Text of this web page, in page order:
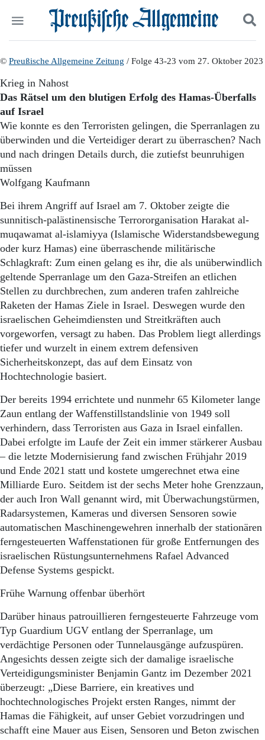
Start
Wer wir sind
Aktuelle Ausgabe
Abonnenten-Login
Abonnent werden
Abo Prämien
Archiv
Mediadaten
Politik
Panorama
Leben
Geschichte
Ostpreußen
Berlin-Brandenburg
Danzig und Westpreußen
Bücher
Kontakt
Impressum
Datenschutz
Suchen und finden
© Preußische Allgemeine Zeitung / Folge 43-23 vom 27. Oktober 2023
Krieg in Nahost
Das Rätsel um den blutigen Erfolg des Hamas-Überfalls
auf Israel
Wie konnte es den Terroristen gelingen, die Sperranlagen zu
überwinden und die Verteidiger derart zu überraschen? Nach
und nach dringen Details durch, die zutiefst beunruhigen
müssen
Wolfgang Kaufmann
Bei ihrem Angriff auf Israel am 7. Oktober zeigte die
sunnitisch-palästinensische Terrororganisation Harakat al-
muqawamat al-islamiyya (Islamische Widerstandsbewegung
oder kurz Hamas) eine überraschende militärische
Schlagkraft: Zum einen gelang es ihr, die als unüberwindlich
geltende Sperranlage um den Gaza-Streifen an etlichen
Stellen zu durchbrechen, zum anderen trafen zahlreiche
Raketen der Hamas Ziele in Israel. Deswegen wurde den
israelischen Geheimdiensten und Streitkräften auch
vorgeworfen, versagt zu haben. Das Problem liegt allerdings
tiefer und wurzelt in einem extrem defensiven
Sicherheitskonzept, das auf dem Einsatz von
Hochtechnologie basiert.
Der bereits 1994 errichtete und nunmehr 65 Kilometer lange
Zaun entlang der Waffenstillstandslinie von 1949 soll
verhindern, dass Terroristen aus Gaza in Israel einfallen.
Dabei erfolgte im Laufe der Zeit ein immer stärkerer Ausbau
– die letzte Modernisierung fand zwischen Frühjahr 2019
und Ende 2021 statt und kostete umgerechnet etwa eine
Milliarde Euro. Seitdem ist der sechs Meter hohe Grenzzaun,
der auch Iron Wall genannt wird, mit Überwachungstürmen,
Radarsystemen, Kameras und diversen Sensoren sowie
automatischen Maschinengewehren innerhalb der stationären
ferngesteuerten Waffenstationen für große Entfernungen des
israelischen Rüstungsunternehmens Rafael Advanced
Defense Systems gespickt.
Frühe Warnung offenbar überhört
Darüber hinaus patrouillieren ferngesteuerte Fahrzeuge vom
Typ Guardium UGV entlang der Sperranlage, um
verdächtige Personen oder Tunnelausgänge aufzuspüren.
Angesichts dessen zeigte sich der damalige israelische
Verteidigungsminister Benjamin Gantz im Dezember 2021
überzeugt: „Diese Barriere, ein kreatives und
hochtechnologisches Projekt ersten Ranges, nimmt der
Hamas die Fähigkeit, auf unser Gebiet vorzudringen und
schafft eine Mauer aus Eisen, Sensoren und Beton zwischen